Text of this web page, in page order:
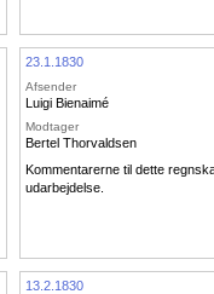
23.1.1830
Afsender
Luigi Bienaimé
Modtager
Bertel Thorvaldsen
Kommentarerne til dette
udarbejdelse.
13.2.1830